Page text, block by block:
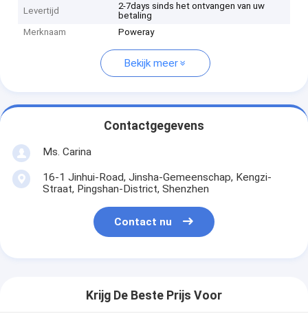
Levertijd
2-7days sinds het ontvangen van uw
betaling
Merknaam
Poweray
Bekijk meer
Contactgegevens
Ms. Carina
16-1 Jinhui-Road, Jinsha-Gemeenschap, Kengzi-
Straat, Pingshan-District, Shenzhen
Contact nu
Krijg De Beste Prijs Voor